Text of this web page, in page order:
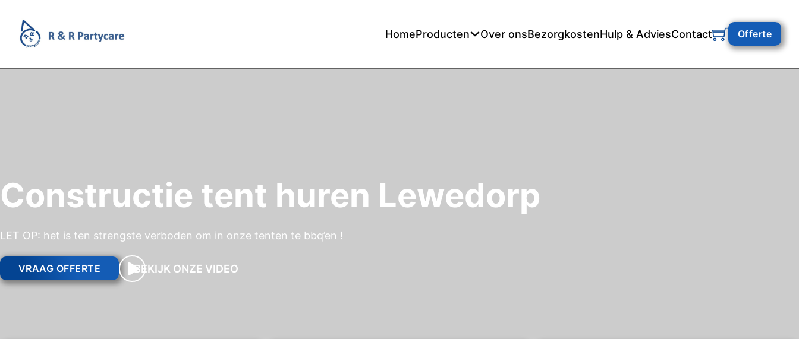
HomeProducten Over onsBezorgkostenHulp & AdviesContact Offerte
Constructie tent huren Lewedorp
LET OP: het is ten strengste verboden om in onze tenten te bbq’en !
VRAAG OFFERTE BEKIJK ONZE VIDEO